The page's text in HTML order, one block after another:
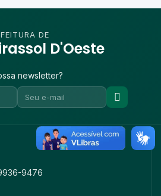
DE
D'Oeste
newsletter?
9476